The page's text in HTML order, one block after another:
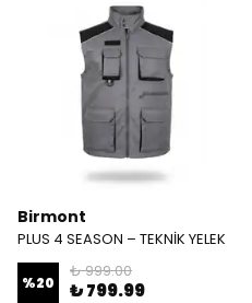
Birmont
PLUS 4 SEASON – TEKNİK YELEK
%20
₺ 999.00
₺ 799.99